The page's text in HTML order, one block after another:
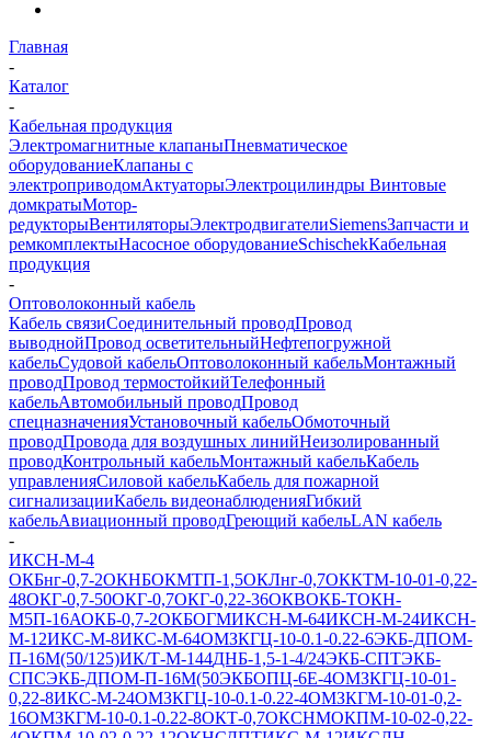
Главная
-
Каталог
-
Кабельная продукция
Электромагнитные клапаныПневматическое
оборудованиеКлапаны с
электроприводомАктуаторыЭлектроцилиндры Винтовые
домкратыМотор-
редукторыВентиляторыЭлектродвигателиSiemensЗапчасти и
ремкомплектыНасосное оборудованиеSchischekКабельная
продукция
-
Оптоволоконный кабель
Кабель связиСоединительный проводПровод
выводнойПровод осветительныйНефтепогружной
кабельСудовой кабельОптоволоконный кабельМонтажный
проводПровод термостойкийТелефонный
кабельАвтомобильный проводПровод
спецназначенияУстановочный кабельОбмоточный
проводПровода для воздушных линийНеизолированный
проводКонтрольный кабельМонтажный кабельКабель
управленияСиловой кабельКабель для пожарной
сигнализацииКабель видеонаблюденияГибкий
кабельАвиационный проводГреющий кабельLAN кабель
-
ИКСН-М-4
ОКБнг-0,7-2ОКНБОКМТП-1,5ОКЛнг-0,7ОККТМ-10-01-0,22-
48ОКГ-0,7-50ОКГ-0,7ОКГ-0,22-36ОКВОКБ-ТОКН-
М5П-16АОКБ-0,7-2ОКБОГМИКСН-М-64ИКСН-М-24ИКСН-
М-12ИКС-М-8ИКС-М-64ОМЗКГЦ-10-0.1-0.22-6ЭКБ-ДПОМ-
П-16М(50/125)ИК/Т-М-144ДНБ-1,5-1-4/24ЭКБ-СПТЭКБ-
СПСЭКБ-ДПОМ-П-16М(50ЭКБОПЦ-6Е-4ОМЗКГЦ-10-01-
0,22-8ИКС-М-24ОМЗКГЦ-10-0.1-0.22-4ОМЗКГМ-10-01-0,2-
16ОМЗКГМ-10-0.1-0.22-8ОКТ-0,7ОКСНМОКПМ-10-02-0,22-